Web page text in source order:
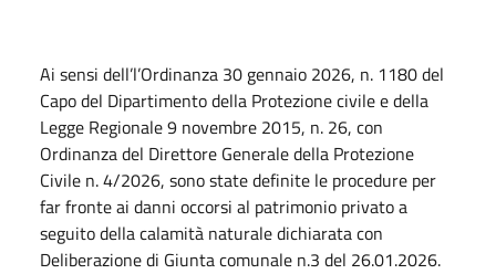
Ai sensi dell’l’Ordinanza 30 gennaio 2026, n. 1180 del
Capo del Dipartimento della Protezione civile e della
Legge Regionale 9 novembre 2015, n. 26, con
Ordinanza del Direttore Generale della Protezione
Civile n. 4/2026, sono state definite le procedure per
far fronte ai danni occorsi al patrimonio privato a
seguito della calamità naturale dichiarata con
Deliberazione di Giunta comunale n.3 del 26.01.2026.